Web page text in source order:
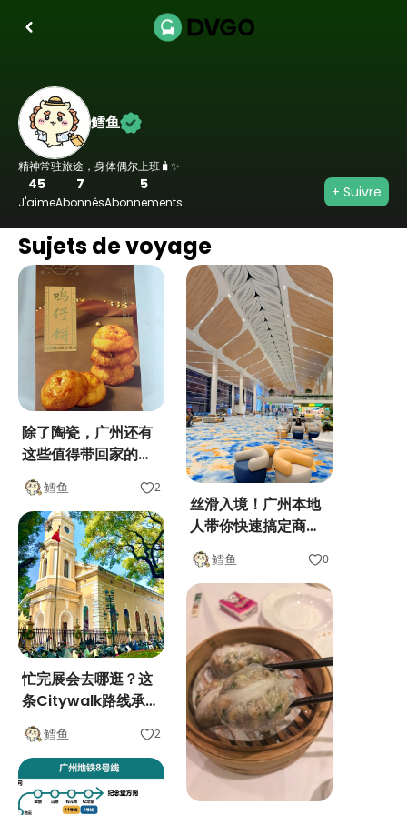
鳕鱼
精神常驻旅途，身体偶尔上班🧳✨
45
J'aime
7
Abonnés
5
Abonnements
+ Suivre
Sujets de voyage
除了陶瓷，广州还有
这些值得带回家的尖
货
鳕鱼 2
丝滑入境！广州本地
人带你快速搞定商务
行
鳕鱼 0
忙完展会去哪逛？这
条Citywalk路线承包
你的广州落日
鳕鱼 2